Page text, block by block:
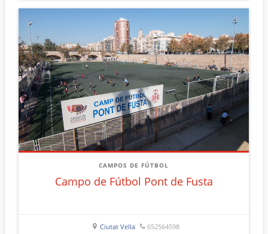
CAMPOS DE FÚTBOL
Campo de Fútbol Pont de Fusta
Ciutat Vella 652564598